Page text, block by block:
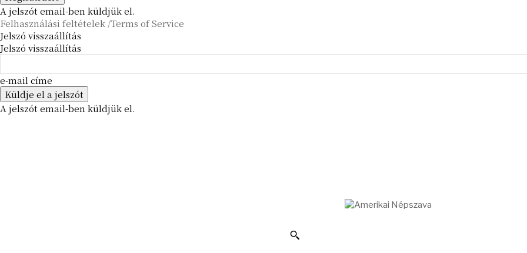
A jelszót email-ben küldjük el.
Felhasználási feltételek /Terms of Service
Jelszó visszaállítás
Jelszó visszaállítás
e-mail címe
A jelszót email-ben küldjük el.